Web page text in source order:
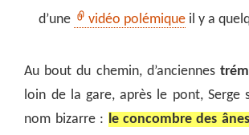
d’une
vidéo polémique il y a
Au bout du chemin, d’anciennes
loin de la gare, après le pont, Serge
nom bizarre : le concombre des ânes